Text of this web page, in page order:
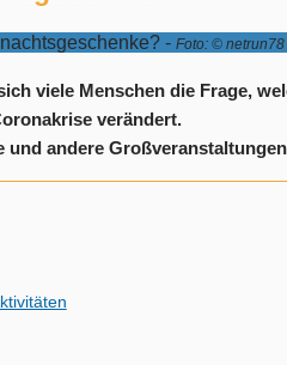
- Foto: ©
viele Menschen die Frage,
verändert.
andere